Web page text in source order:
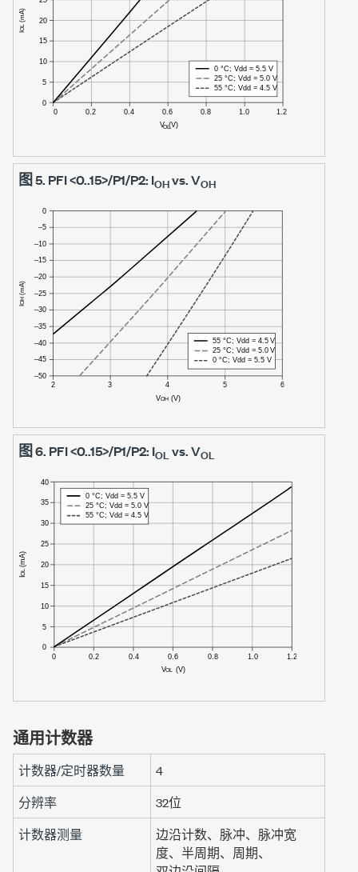
图 5. PFI <0..15>/P1/P2: IOHvs. VOH
图 6. PFI <0..15>/P1/P2: IOL vs. VOL
通用计数器
计数器/定时器数量
4
分辨率
32位
计数器测量
边沿计数、脉冲、脉冲宽
度、 半周期、 周期、